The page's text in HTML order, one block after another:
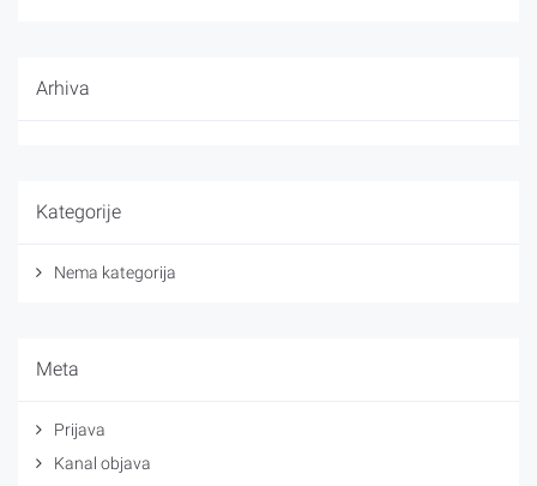
Arhiva
Kategorije
Nema kategorija
Meta
Prijava
Kanal objava